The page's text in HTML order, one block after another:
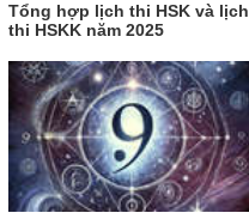
Tổng hợp lịch thi HSK và lịch
thi HSKK năm 2025